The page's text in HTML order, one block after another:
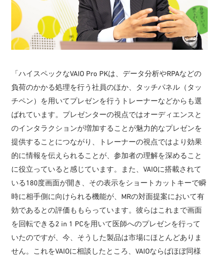
「ハイスペックなVAIO Pro PKは、データ分析やRPAなどの
負荷のかかる処理を行う社員のほか、タッチパネル（タッ
チペン）を用いてプレゼンを行うトレーナーなどからも選
ばれています。プレゼンターの視点ではオーディエンスと
のインタラクションが増加することが魅力的なプレゼンを
提供することにつながり、トレーナーの視点ではより効果
的に情報を伝えられることが、参加者の理解を深めること
に役立っていると感じています。また、VAIOに搭載されて
いる180度画面が開き、その表示をショートカットキーで瞬
時に相手側に向けられる機能が、MRの対面提案において有
効であるとの評価ももらっています。彼らはこれまで画面
を回転できる2 in 1 PCを用いて医師へのプレゼンを行って
いたのですが、今、そうした製品は市場にほとんどありま
せん。これをVAIOに相談したところ、VAIOならばほぼ同様